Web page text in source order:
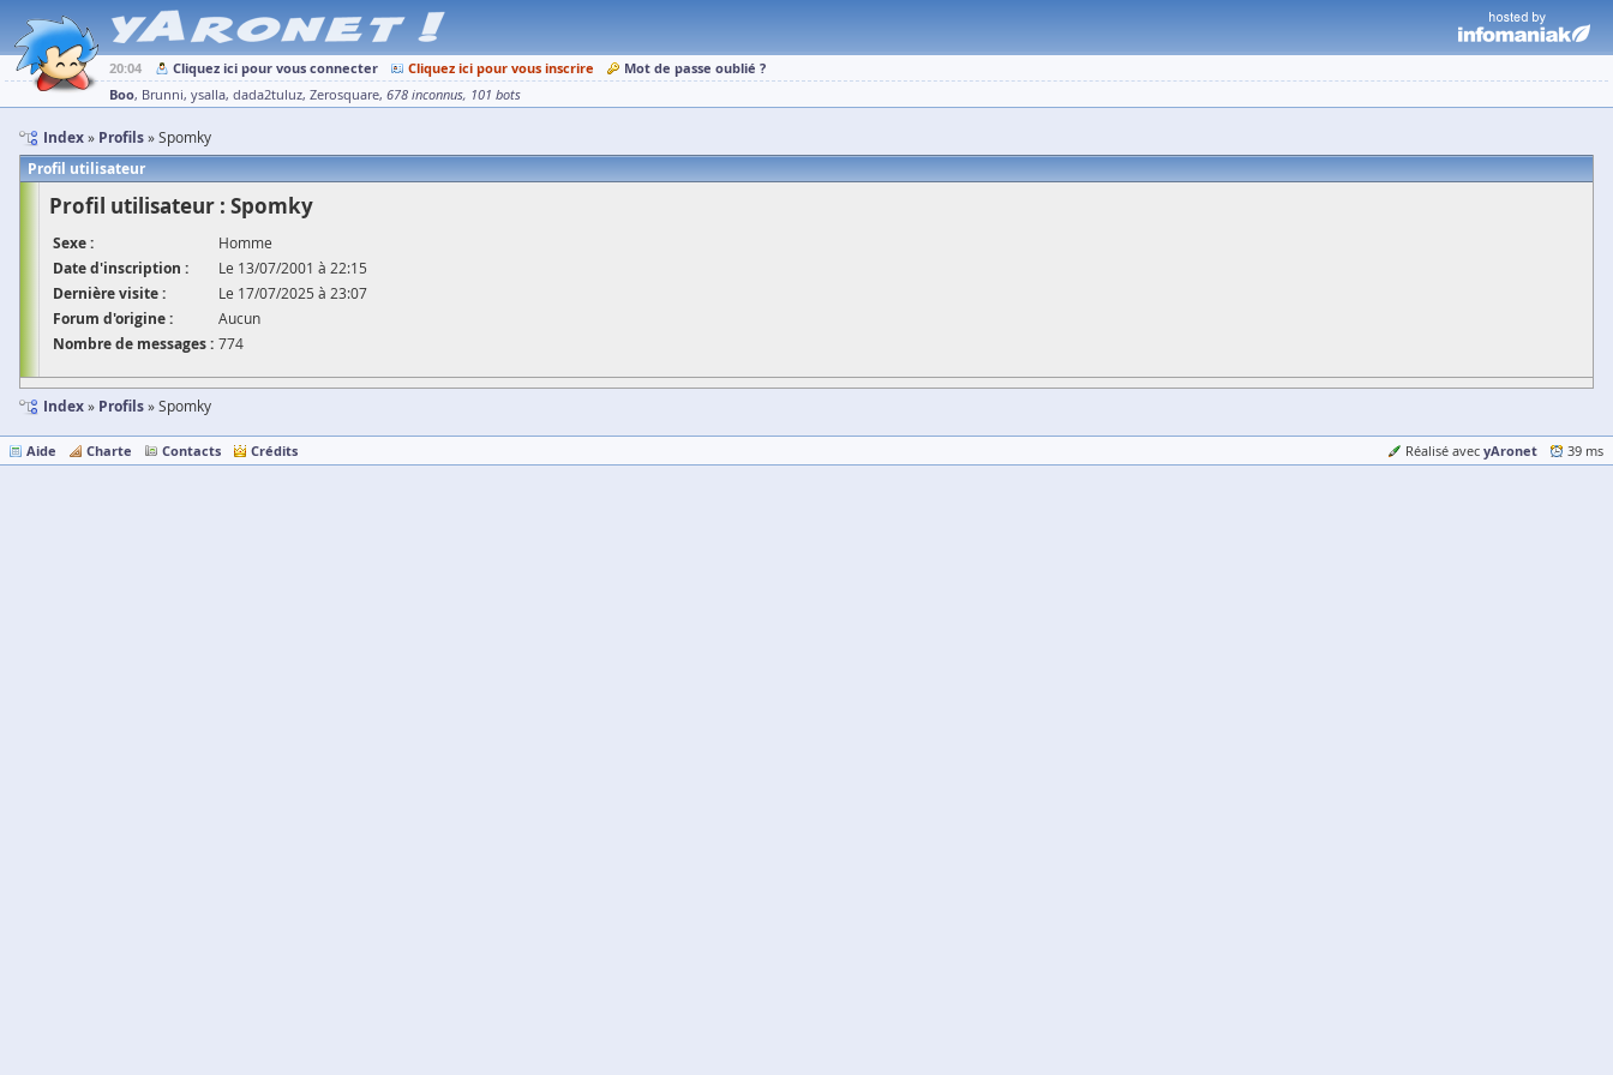
20:04 Cliquez ici pour vous connecter Cliquez ici pour vous inscrire
Mot de passe oublié ?
Boo Brunni ysalla dada2tuluz Zerosquare 678 inconnus 101 bots
Index Profils Spomky
Profil utilisateur
Profil utilisateur : Spomky
Sexe : Homme
Date d'inscription : Le 13/07/2001 à 22:15
Dernière visite : Le 17/07/2025 à 23:07
Forum d'origine : Aucun
Nombre de messages : 774
Index Profils Spomky
Aide Charte Contacts Crédits Réalisé avec yAronet 39 ms